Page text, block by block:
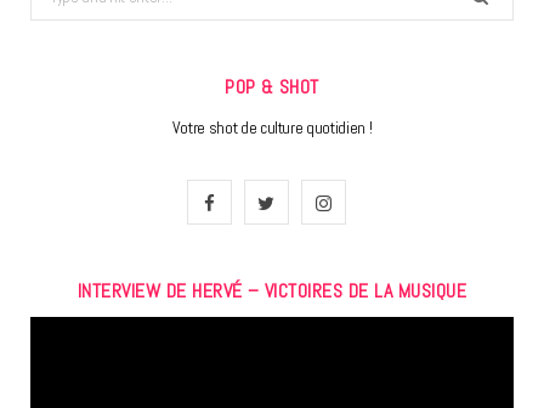
for:
POP & SHOT
Votre shot de culture quotidien !
F
c
i
I
s
INTERVIEW DE HERVÉ – VICTOIRES DE LA MUSIQUE